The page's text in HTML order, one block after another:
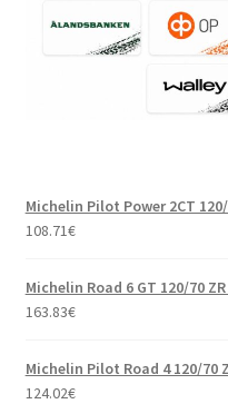
Michelin Pilot Power 2CT
108.71€
Michelin Road 6 GT 120/70
163.83€
Michelin Pilot Road 4 120/70
124.02€